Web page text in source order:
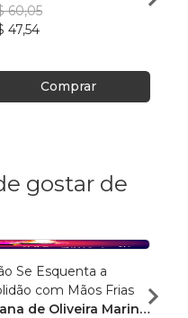
60,05
47,54
Comprar
Rock
R$
gostar de
Se Esquenta a
com Mãos Frias
de Oliveira Marin, R$